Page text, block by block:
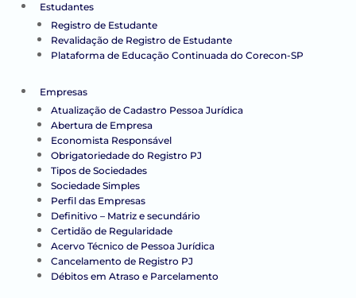
Estudantes
Registro de Estudante
Revalidação de Registro de Estudante
Plataforma de Educação Continuada do Corecon-SP
Empresas
Atualização de Cadastro Pessoa Jurídica
Abertura de Empresa
Economista Responsável
Obrigatoriedade do Registro PJ
Tipos de Sociedades
Sociedade Simples
Perfil das Empresas
Definitivo – Matriz e secundário
Certidão de Regularidade
Acervo Técnico de Pessoa Jurídica
Cancelamento de Registro PJ
Débitos em Atraso e Parcelamento